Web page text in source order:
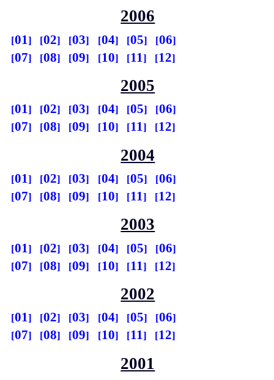
2006
01 02 03 04 05
06
07
08 09 10 11 12
2005
01 02 03 04 05
06
07
08 09 10 11 12
2004
01 02 03 04 05
06
07
08 09 10 11 12
2003
01 02 03 04 05
06
07
08 09 10 11 12
2002
01 02 03 04 05
06
07
08 09 10 11 12
2001